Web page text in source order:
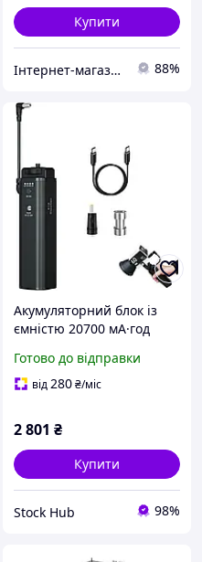
Купити
Інтернет-магазин Min Price 88%
Акумуляторний блок із
ємністю 20700 мА·год
Знімальний акумулятор
для відеообладнання
Готово до відправки
від280₴/міс
2 801 ₴
Купити
Stock Hub 98%